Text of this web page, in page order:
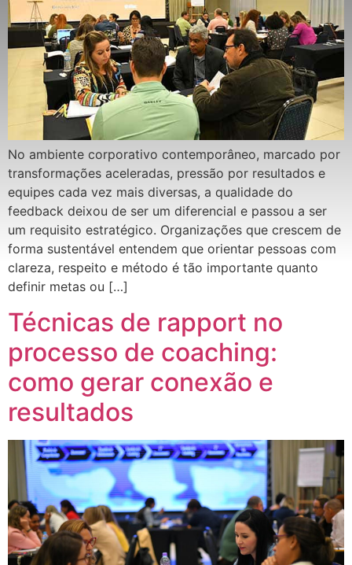
No ambiente corporativo contemporâneo, marcado por
transformações aceleradas, pressão por resultados e
equipes cada vez mais diversas, a qualidade do
feedback deixou de ser um diferencial e passou a ser
um requisito estratégico. Organizações que crescem de
forma sustentável entendem que orientar pessoas com
clareza, respeito e método é tão importante quanto
definir metas ou […]
Técnicas de rapport no
processo de coaching:
como gerar conexão e
resultados